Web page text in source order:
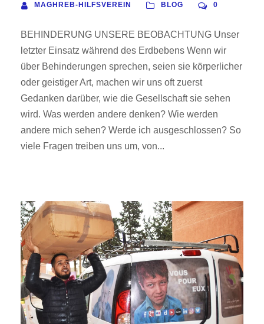
MAGHREB-HILFSVEREIN
BLOG 0
BEHINDERUNG UNSERE BEOBACHTUNG Unser
letzter Einsatz während des Erdbebens Wenn wir
über Behinderungen sprechen, seien sie körperlicher
oder geistiger Art, machen wir uns oft zuerst
Gedanken darüber, wie die Gesellschaft sie sehen
wird. Was werden andere denken? Wie werden
andere mich sehen? Werde ich ausgeschlossen? So
viele Fragen treiben uns um, von...